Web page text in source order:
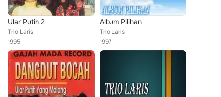
Ular Putih 2
Trio Laris
1995
Album Pilihan
Trio Laris
1997